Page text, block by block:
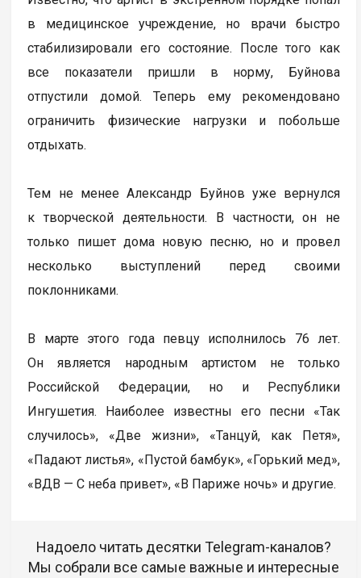
в медицинское учреждение, но врачи быстро
стабилизировали его состояние. После того как
все показатели пришли в норму, Буйнова
отпустили домой. Теперь ему рекомендовано
ограничить физические нагрузки и побольше
отдыхать.
Тем не менее Александр Буйнов уже вернулся
к творческой деятельности. В частности, он не
только пишет дома новую песню, но и провел
несколько выступлений перед своими
поклонниками.
В марте этого года певцу исполнилось 76 лет.
Он является народным артистом не только
Российской Федерации, но и Республики
Ингушетия. Наиболее известны его песни «Так
случилось», «Две жизни», «Танцуй, как Петя»,
«Падают листья», «Пустой бамбук», «Горький мед»,
«ВДВ — С неба привет», «В Париже ночь» и другие.
Надоело читать десятки Telegram-каналов?
Мы собрали все самые важные и интересные